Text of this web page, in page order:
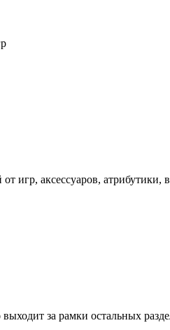
игр, аксессуаров, атрибутики,
за рамки остальных